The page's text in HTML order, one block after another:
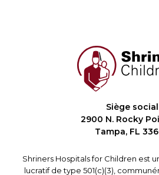
Siège social
2900 N. Rocky
Tampa, FL
Shriners Hospitals for Children est
lucratif de type 501(c)(3),